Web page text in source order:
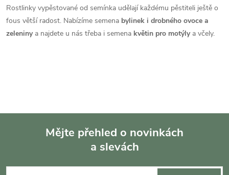
v
l
c
Rostlinky vypěstované od semínka udělají každému pěstiteli ještě o
fous větší radost. Nabízíme semena bylinek i drobného ovoce a
zeleninya najdete u nás třeba i semena květin pro motýlya včely.
Mějte přehled o novinkách
a slevách